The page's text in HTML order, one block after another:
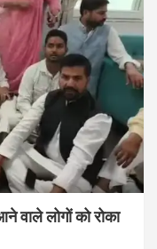
वाले लोगों को रोका